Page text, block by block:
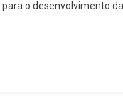
o desenvolvimento